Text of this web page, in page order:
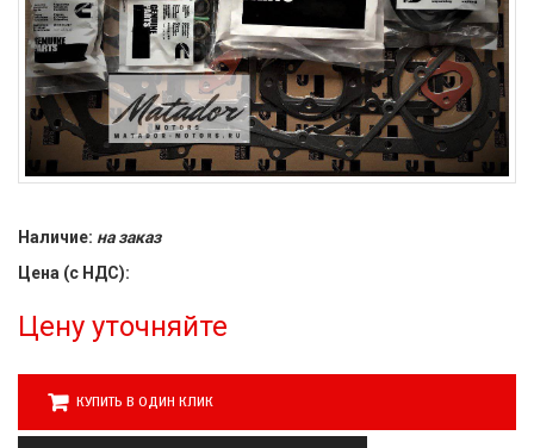
Наличие: на заказ
Цена (с НДС):
Цену уточняйте
КУПИТЬ В ОДИН КЛИК